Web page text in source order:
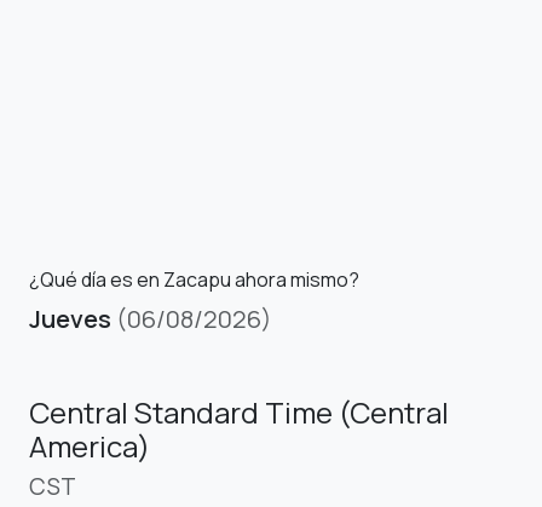
¿Qué día es en Zacapu ahora mismo?
Jueves (06/08/2026)
Central Standard Time (Central
America)
CST